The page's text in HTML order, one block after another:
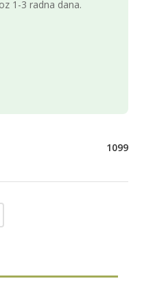
1-3 radna dana.
1099